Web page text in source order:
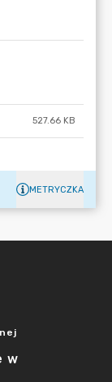
527.66 KB
METRYCZKA
w